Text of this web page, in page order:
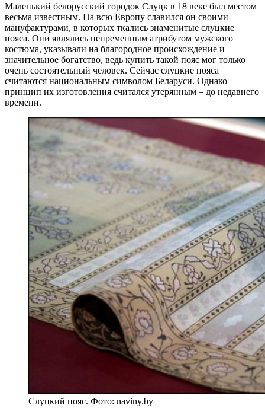
Маленький белорусский городок Слуцк в 18 веке был местом
весьма известным. На всю Европу славился он своими
мануфактурами, в которых ткались знаменитые слуцкие
пояса. Они являлись непременным атрибутом мужского
костюма, указывали на благородное происхождение и
значительное богатство, ведь купить такой пояс мог только
очень состоятельный человек. Сейчас слуцкие пояса
считаются национальным символом Беларуси. Однако
принцип их изготовления считался утерянным – до недавнего
времени.
Слуцкий пояс. Фото: naviny.by